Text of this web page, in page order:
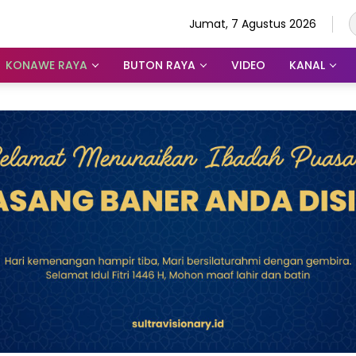
Jumat, 7 Agustus 2026
KONAWE RAYA BUTON RAYA VIDEO KANAL